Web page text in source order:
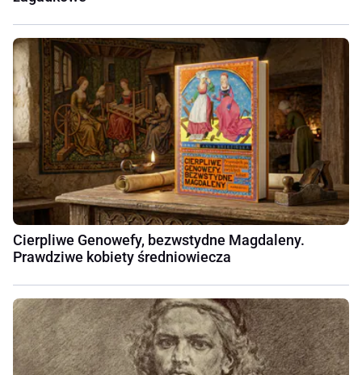
Cierpliwe Genowefy, bezwstydne Magdaleny.
Prawdziwe kobiety średniowiecza